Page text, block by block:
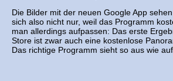
Die Bilder mit der neuen Google App
sich also nicht nur, weil das Programm
man allerdings aufpassen: Das erste
Store ist zwar auch eine kostenlose
Das richtige Programm sieht so aus wie